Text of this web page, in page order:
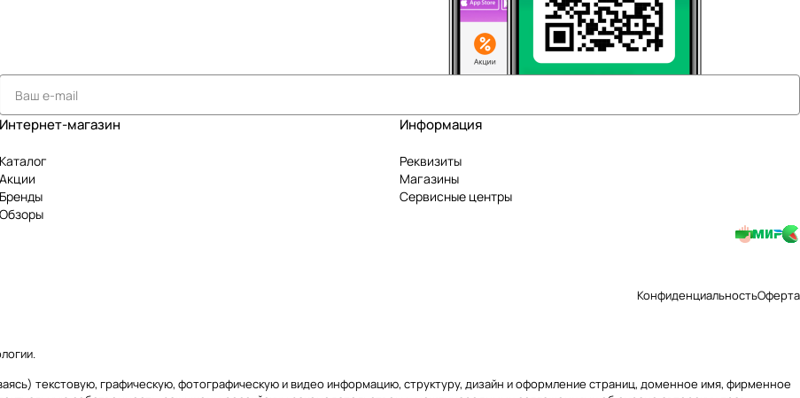
Интернет-магазин
Каталог
Акции
Бренды
Обзоры
Информация
Реквизиты
Магазины
Сервисные центры
КонфиденциальностьОферта
.
текстовую, графическую, фотографическую и видео информацию, структуру, дизайн и оформление страниц, доменное имя, фирменное